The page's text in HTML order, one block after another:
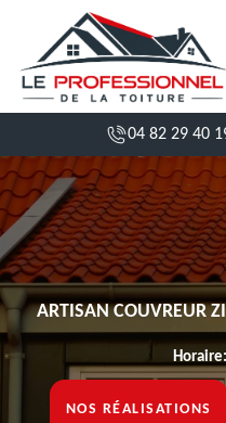
04 82 29 40
ARTISAN COUVREUR
NOS RÉALISATIONS